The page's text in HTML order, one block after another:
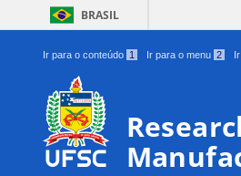
BRASIL
Ir para o conteúdo 1 Ir para o menu 2